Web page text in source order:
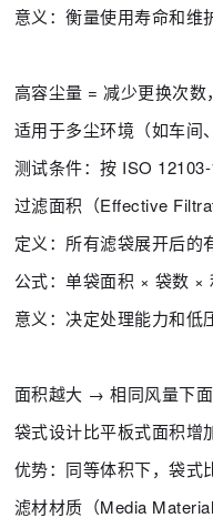
意义：衡量使用寿命和
高容尘量 = 减少更换次数
适用于多尘环境（如车间
测试条件：按 ISO
过滤面积（Effective
定义：所有滤袋展开后的
公式：单袋面积 × 袋数 ×
意义：决定处理能力和
面积越大 → 相同风量下
袋式设计比平板式面积增
优势：同等体积下，袋式
滤材材质（Media Material